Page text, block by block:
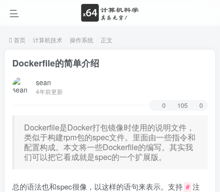
首页 计算机技术 操作系统 正文
Dockerfile的简单介绍
sean
4年前更新
0 105 0
Dockerfile是Docker打包镜像时使用的说明文件，
类似于构建rpm包的spec文件。里面由一些指令和
配置构成。本文将一些Dockerfile的编写。其实我
们可以把它看成就是spec的一个扩展版。
总的语法也和spec很像，以这样的语句来表示。支持 # 注